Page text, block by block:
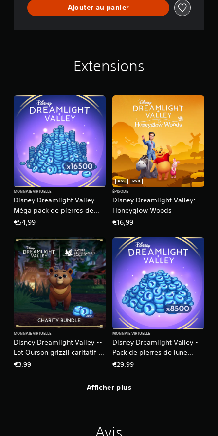
Ajouter au panier
Extensions
Disney Dreamlight Valley -
Méga pack de pierres de
lune saisonnier - 16 500
MONNAIE VIRTUELLE
€54,99
Disney Dreamlight Valley:
Honeyglow Woods
PS5
PS4
ÉPISODE
€16,99
Disney Dreamlight Valley --
Lot Ourson grizzli caritatif --
800 pierres de lune
MONNAIE VIRTUELLE
€3,99
Disney Dreamlight Valley -
Pack de pierres de lune
géant saisonnier - 8500
MONNAIE VIRTUELLE
€29,99
Afficher plus
Avis